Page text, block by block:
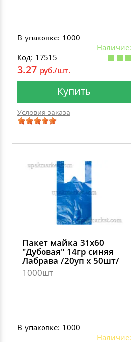
В упаковке: 1000
Наличие:
Код: 17515
3.27 руб./шт.
Купить
Условия заказа
Пакет майка 31х60
"Дубовая" 14гр синяя
Лабрава /20уп х 50шт/
1000шт
В упаковке: 1000
Наличие: